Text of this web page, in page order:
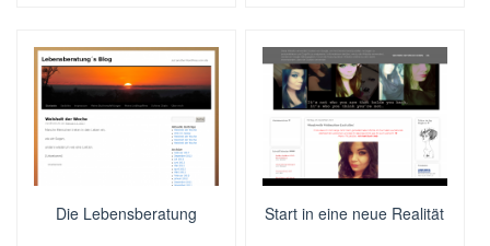
Die Lebensberatung Start in eine neue Realität